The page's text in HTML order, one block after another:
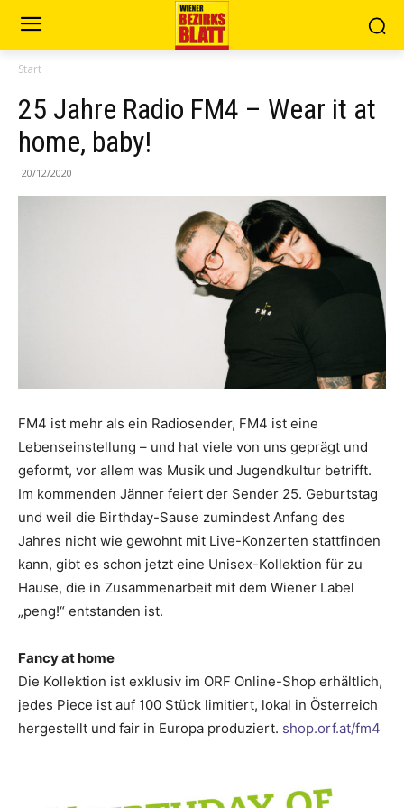
Start
25 Jahre Radio FM4 – Wear it at
home, baby!
20/12/2020
FM4 ist mehr als ein Radiosender, FM4 ist eine
Lebenseinstellung – und hat viele von uns geprägt und
geformt, vor allem was Musik und Jugendkultur betrifft.
Im kommenden Jänner feiert der Sender 25. Geburtstag
und weil die Birthday-Sause zumindest Anfang des
Jahres nicht wie gewohnt mit Live-Konzerten stattfinden
kann, gibt es schon jetzt eine ­Unisex-Kollektion für zu
Hause, die in Zusammenarbeit mit dem Wiener Label
„peng!“ entstanden ist.
Fancy at home
Die Kollektion ist exklusiv im ORF Online-Shop erhältlich,
jedes Piece ist auf 100 Stück limitiert, lokal in Österreich
hergestellt und fair in Europa produziert. shop.orf.at/fm4